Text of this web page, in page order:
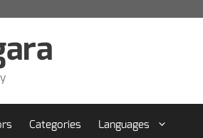
Categories Languages